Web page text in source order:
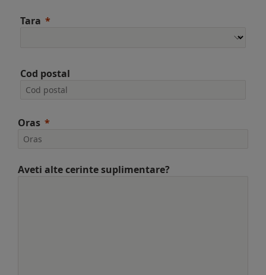
Tara
Cod postal
Oras
Aveti alte cerinte suplimentare?